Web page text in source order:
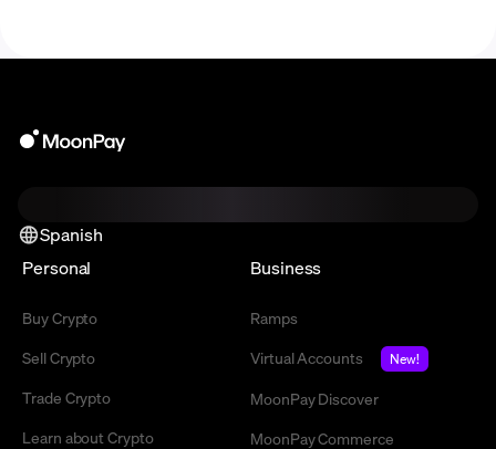
Spanish
Personal
Buy Crypto
Sell Crypto
Trade Crypto
Learn about Crypto
Business
Ramps
Virtual Accounts
New!
MoonPay Discover
MoonPay Commerce